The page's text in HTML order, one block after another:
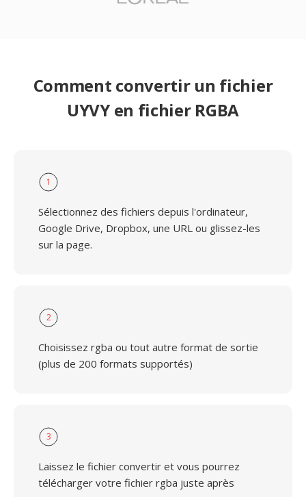
Comment convertir un fichier
UYVY en fichier RGBA
1
Sélectionnez des fichiers depuis l'ordinateur,
Google Drive, Dropbox, une URL ou glissez-les
sur la page.
2
Choisissez rgba ou tout autre format de sortie
(plus de 200 formats supportés)
3
Laissez le fichier convertir et vous pourrez
télécharger votre fichier rgba juste après